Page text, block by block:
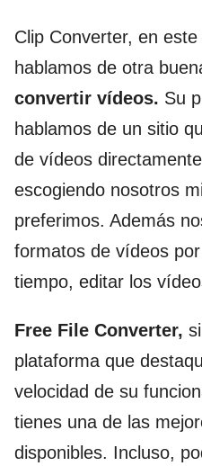
Clip Converter, en
hablamos de otra
convertir vídeos. Su
hablamos de un sitio
de vídeos
escogiendo nosotros
preferimos. Además
formatos de vídeos
tiempo, editar los
Free File Converter,
plataforma que
velocidad de su
tienes una de las
disponibles. Incluso,